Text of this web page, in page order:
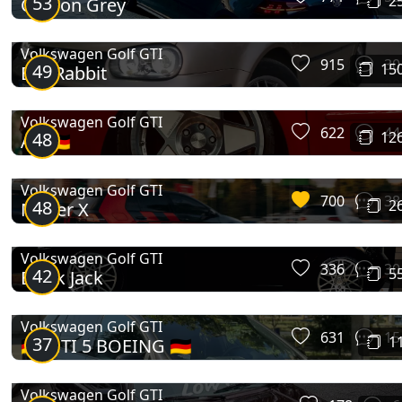
Golf Mk3 GTI
Carbon Grey
49
Volkswagen Golf GTI
Evil-Rabbit 915 30
48
Volkswagen Golf GTI
Air 🇩🇪 622 44
48
Volkswagen Golf GTI
Mister X 700 38
42
Volkswagen Golf GTI
Black Jack 336 30
37
Volkswagen Golf GTI
🇩🇪 GTI 5 BOEING 🇩🇪 631 15
Volkswagen Golf GTI